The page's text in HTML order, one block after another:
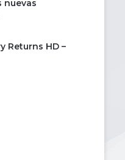
nuevas
Returns HD –